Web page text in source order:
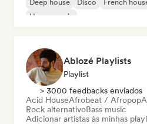
Deep house
Disco French
House music
Ablozé Playlists
Playlist
> 3000 feedbacks enviados
Acid HouseAfrobeat / Afropop
Rock alternativoBass music
Adicionar artistas às minhas